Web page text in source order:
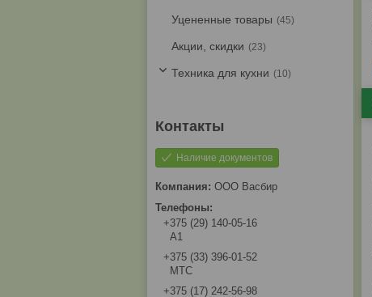
Уцененные товары 45
Акции, скидки 23
Техника для кухни 10
Наличие документов
ООО Васбир
+375 (29) 140-05-16
A1
+375 (33) 396-01-52
МТС
+375 (17) 242-56-98